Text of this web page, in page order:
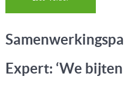
Expert: ‘We